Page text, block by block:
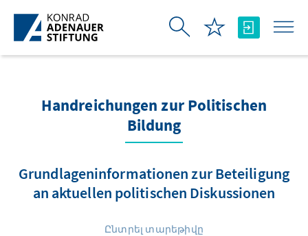
Skip to Main Content
Handreichungen zur Politischen
Bildung
Grundlageninformationen zur Beteiligung
an aktuellen politischen Diskussionen
Ընտրել տարեթիվը